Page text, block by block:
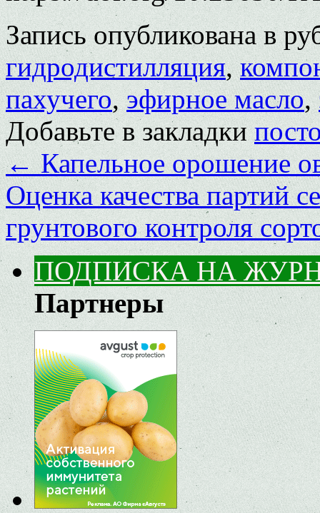
Запись опубликована в
гидродистилляция,
пахучего,эфирное масло,
Добавьте в закладки
←Капельное орошение
Оценка качества партий
грунтового контроля
ПОДПИСКА НА
Партнеры